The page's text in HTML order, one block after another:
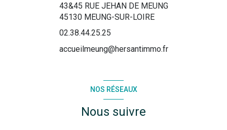
43&45 RUE JEHAN DE MEUNG
45130 MEUNG-SUR-LOIRE
02.38.44.25.25
accueilmeung@hersantimmo.fr
NOS RÉSEAUX
Nous suivre